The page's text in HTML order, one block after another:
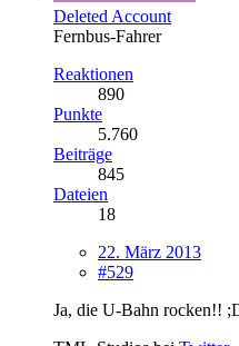
Deleted Account
Fernbus-Fahrer
Reaktionen
890
Punkte
5.760
Beiträge
845
Dateien
18
22. März 2013
#529
Ja, die U-Bahn rocken!!